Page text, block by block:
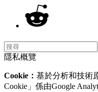
隱私概覽
Cookie： 基於分析和技術
Cookie」係由Google